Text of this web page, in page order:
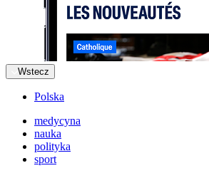
Wstecz
Polska
medycyna
nauka
polityka
sport